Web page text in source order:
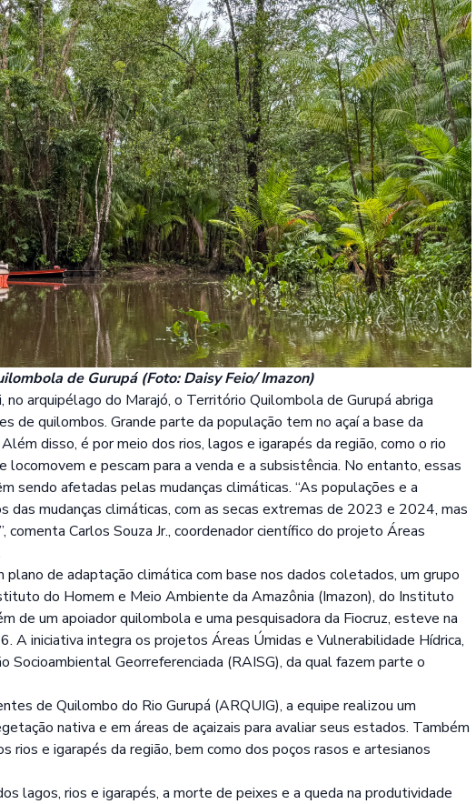
de Gurupá (Foto: Daisy Feio/ Imazon)
no arquipélago do Marajó, o Território Quilombola de Gurupá abriga
de quilombos. Grande parte da população tem no açaí a base da
disso, é por meio dos rios, lagos e igarapés da região, como o rio
locomovem e pescam para a venda e a subsistência. No entanto, essas
sendo afetadas pelas mudanças climáticas. “As populações e a
das mudanças climáticas, com as secas extremas de 2023 e 2024, mas
comenta Carlos Souza Jr., coordenador científico do projeto Áreas
de adaptação climática com base nos dados coletados, um grupo
do Homem e Meio Ambiente da Amazônia (Imazon), do Instituto
de um apoiador quilombola e uma pesquisadora da Fiocruz, esteve na
A iniciativa integra os projetos Áreas Úmidas e Vulnerabilidade Hídrica,
Socioambiental Georreferenciada (RAISG), da qual fazem parte o
de Quilombo do Rio Gurupá (ARQUIG), a equipe realizou um
nativa e em áreas de açaizais para avaliar seus estados. Também
rios e igarapés da região, bem como dos poços rasos e artesianos
lagos, rios e igarapés, a morte de peixes e a queda na produtividade